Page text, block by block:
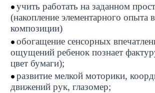
учить работать на заданном
(накопление элементарного опыта
композиции)
обогащение сенсорных
ощущений ребенок познает
цвет бумаги);
развитие мелкой моторики,
движений рук, глазомер;